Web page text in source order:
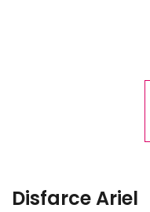
Disfarce Ariel